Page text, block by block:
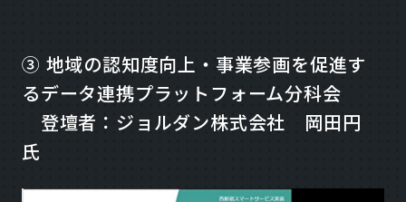
③ 地域の認知度向上・事業参画を促進す
るデータ連携プラットフォーム分科会
登壇者：ジョルダン株式会社 岡田円
氏